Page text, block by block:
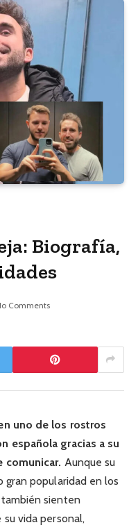
Biografía,
Comments
uno de los rostros
española gracias a su
comunicar. Aunque su
gran popularidad en los
también sienten
vida personal,